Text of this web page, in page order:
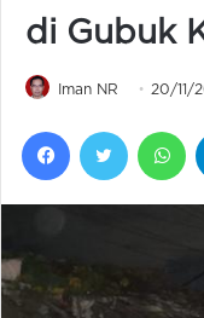
di Gubuk
Iman NR 20/11/
FacebookTwitter